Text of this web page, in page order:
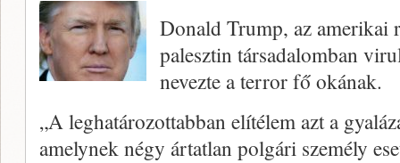
Donald Trump, az amerikai
palesztin társadalomban
nevezte a terror fő okának.
„A leghatározottabban elítélem azt a
amelynek négy ártatlan polgári személy